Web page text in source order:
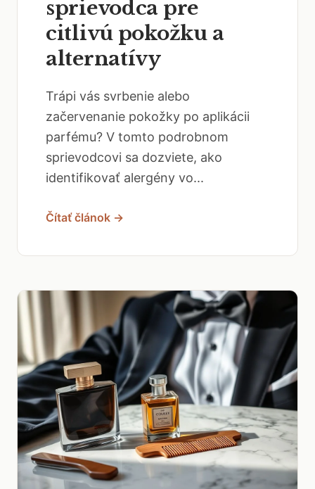
sprievodca pre
citlivú pokožku a
alternatívy
Trápi vás svrbenie alebo
začervenanie pokožky po aplikácii
parfému? V tomto podrobnom
sprievodcovi sa dozviete, ako
identifikovať alergény vo...
Čítať článok →